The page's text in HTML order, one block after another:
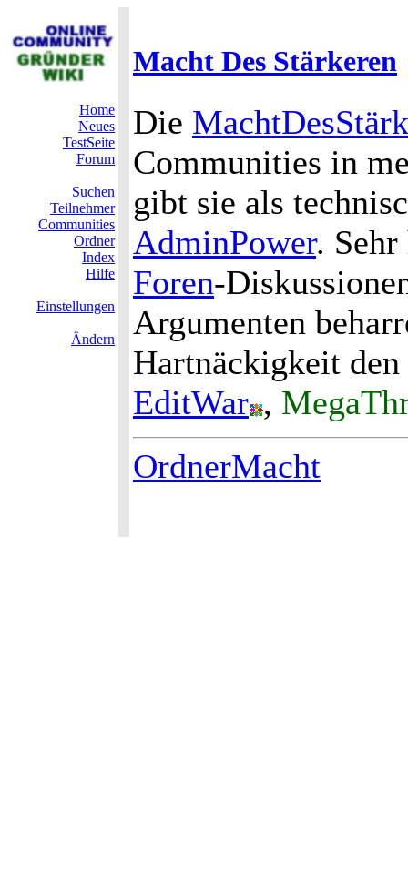
Macht Des Stärkeren
Home
Neues
TestSeite
Forum
Suchen
Teilnehmer
Communities
Ordner
Index
Hilfe
Einstellungen
Ändern
Die
Communities in
gibt sie als
AdminPower.
Foren-
Argumenten
Hartnäckigkeit den
EditWar ,
OrdnerMacht